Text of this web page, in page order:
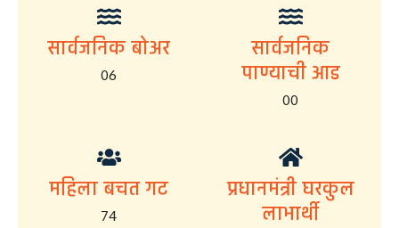
सार्वजनिक बोअर
06
सार्वजनिक
पाण्याची आड
00
महिला बचत गट
74
प्रधानमंत्री घरकुल
लाभार्थी